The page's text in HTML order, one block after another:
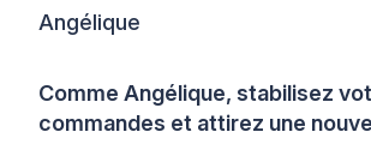
Comme Angélique, stabilisez
commandes et attirez une
Angélique